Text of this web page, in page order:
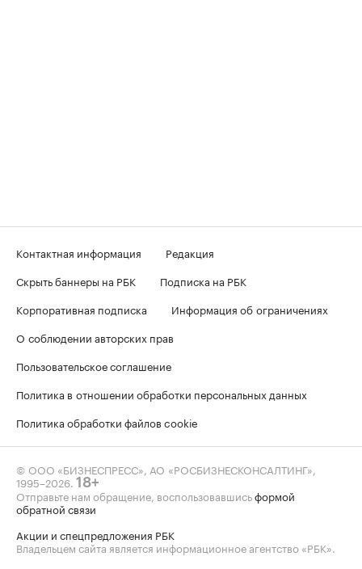
Контактная информация
Редакция
Скрыть баннеры на РБК
Подписка на РБК
Корпоративная подписка
Информация об ограничениях
О соблюдении авторских прав
Пользовательское соглашение
Политика в отношении обработки персональных данных
Политика обработки файлов cookie
© ООО «БИЗНЕСПРЕСС», АО «РОСБИЗНЕСКОНСАЛТИНГ»,
1995–2026 18+
Отправьте нам обращение, воспользовавшисьформой
обратной связи
Акции и спецпредложения РБК
Владельцем сайта является информационное агентство «РБК».